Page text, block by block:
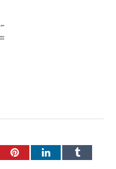
Pinterest
LinkedIn